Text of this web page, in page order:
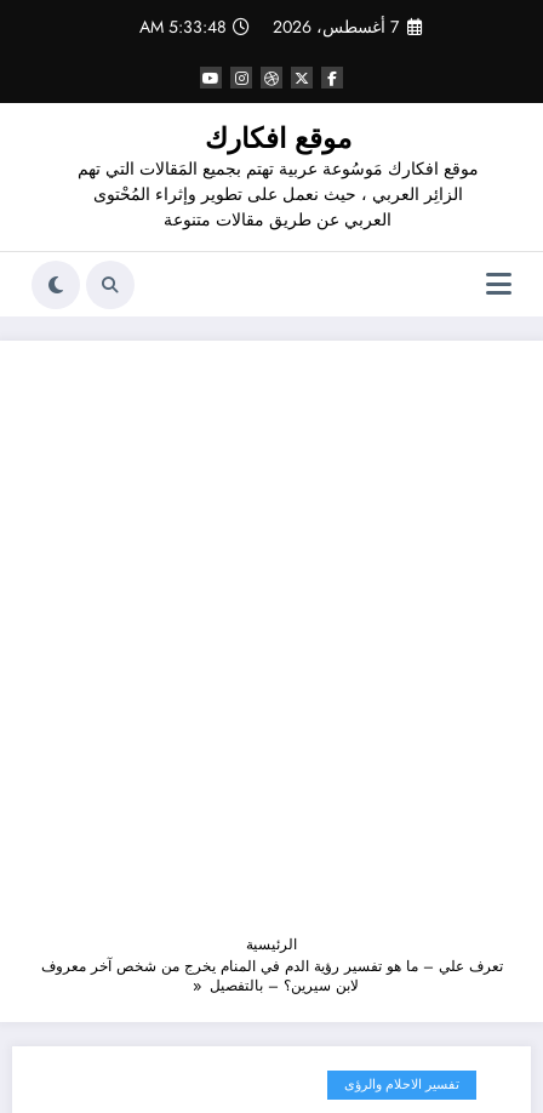
7 أغسطس، 2026 5:33:48 AM
موقع افكارك
موقع افكارك مَوسُوعة عربية تهتم بجميع المَقالات التي تهم
الزائِر العربي ، حيث نعمل على تطوير وإثراء المُحْتوى
العربي عن طريق مقالات متنوعة
الرئيسية
تعرف علي – ما هو تفسير رؤية الدم في المنام يخرج من شخص آخر معروف
لابن سيرين؟ – بالتفصيل
تفسير الاحلام والرؤى